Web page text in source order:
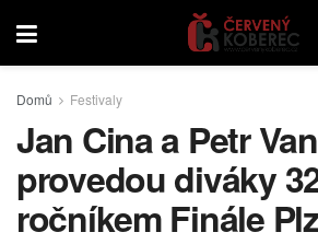
Domů Festivaly
Jan Cina a Petr
provedou diváky
ročníkem Finále